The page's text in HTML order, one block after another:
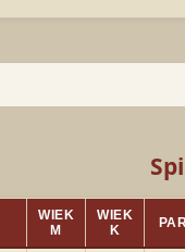
WIEK
M
WIEK
K